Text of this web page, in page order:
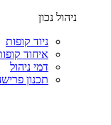
ניהול נכון
ניוד קופות
איחוד
דמי ניהול
תכנון